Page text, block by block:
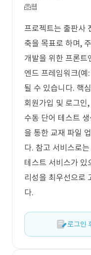
웹
프로젝트는 출판사
축을 목표로 하며,
개발을 위한 프론
엔드 프레임워크(
될 수 있습니다. 핵
회원가입 및 로그인
수동 단어 테스트
을 통한 교재 파일
다. 참고 서비스로
테스트 서비스가 있
리성을 최우선으로
다.
로그인